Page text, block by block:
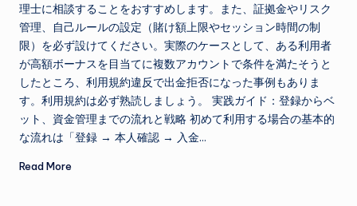
理士に相談することをおすすめします。また、証拠金やリスク
管理、自己ルールの設定（賭け額上限やセッション時間の制
限）を必ず設けてください。実際のケースとして、ある利用者
が高額ボーナスを目当てに複数アカウントで条件を満たそうと
したところ、利用規約違反で出金拒否になった事例もありま
す。利用規約は必ず熟読しましょう。 実践ガイド：登録からベ
ット、資金管理までの流れと戦略 初めて利用する場合の基本的
な流れは「登録 → 本人確認 → 入金…
Read More